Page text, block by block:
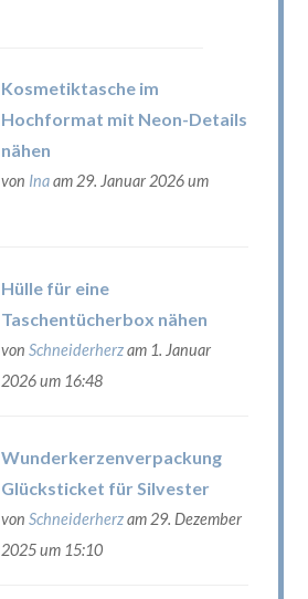
Kosmetiktasche im
Hochformat mit Neon-Details
nähen
von Inaam 29. Januar 2026 um
Hülle für eine
Taschentücherbox nähen
von Schneiderherzam 1. Januar
2026 um 16:48
Wunderkerzenverpackung
Glücksticket für Silvester
von Schneiderherzam 29. Dezember
2025 um 15:10